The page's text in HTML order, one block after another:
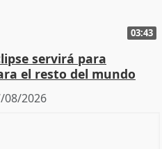
03:43
servirá para
el resto del mundo
08/2026